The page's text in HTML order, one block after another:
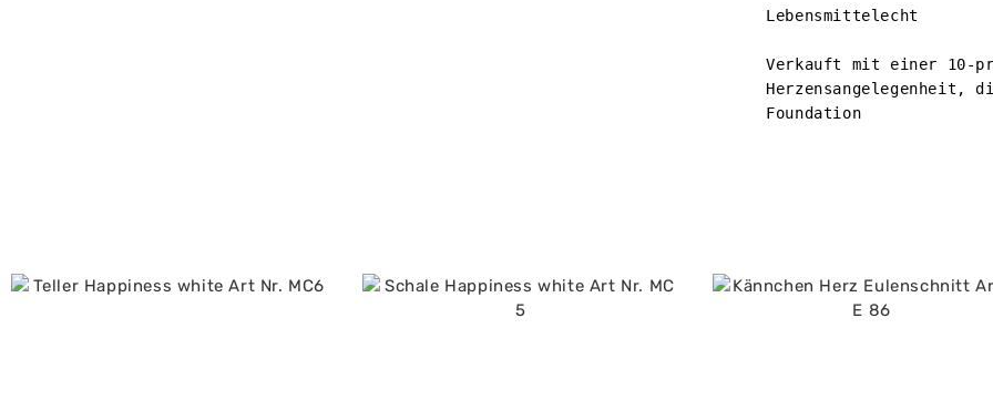
Lebensmittelecht
Verkauft mit einer 10-
Herzensangelegenheit,
Foundation